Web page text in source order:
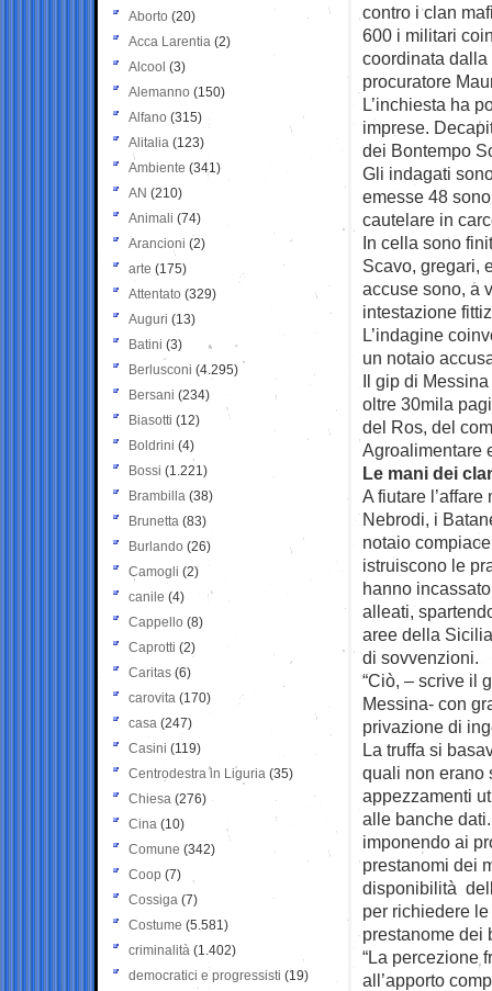
contro i clan
600 i militari
coordinata
procuratore
L’inchiesta ha
imprese.
dei Bontempo
Gli indagati
emesse 48
cautelare in
In cella sono
Scavo, gregari,
accuse sono, a
intestazione
L’indagine
un notaio
Il gip di
oltre 30mila
del Ros, del
Agroalimentare
Le mani dei
A fiutare
Nebrodi, i
notaio
istruiscono le
hanno
alleati,
aree della
di sovvenzioni.
“Ciò, – scrive il
Messina- con
privazione di
La truffa si
quali non erano
appezzamenti
alle banche
imponendo ai
prestanomi dei
disponibilità
per richiedere
prestanome dei
“La percezione
all’apporto
Aborto (20)
Acca Larentia (2)
Alcool (3)
Alemanno (150)
Alfano (315)
Alitalia (123)
Ambiente (341)
AN (210)
Animali (74)
Arancioni (2)
arte (175)
Attentato (329)
Auguri (13)
Batini (3)
Berlusconi (4.295)
Bersani (234)
Biasotti (12)
Boldrini (4)
Bossi (1.221)
Brambilla (38)
Brunetta (83)
Burlando (26)
Camogli (2)
canile (4)
Cappello (8)
Caprotti (2)
Caritas (6)
carovita (170)
casa (247)
Casini (119)
Centrodestra in Liguria (35)
Chiesa (276)
Cina (10)
Comune (342)
Coop (7)
Cossiga (7)
Costume (5.581)
criminalità (1.402)
democratici e progressisti (19)